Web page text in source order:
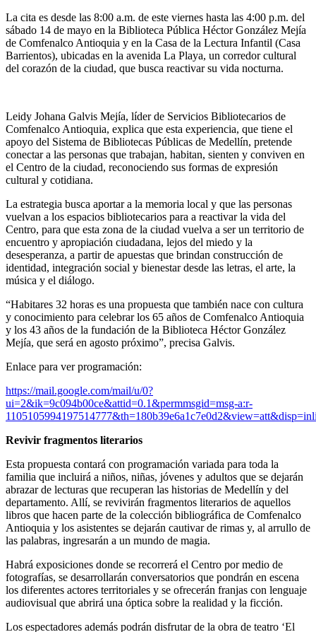
La cita es desde las 8:00 a.m. de este viernes hasta las 4:00 p.m. del
sábado 14 de mayo en la Biblioteca Pública Héctor González Mejía
de Comfenalco Antioquia y en la Casa de la Lectura Infantil (Casa
Barrientos), ubicadas en la avenida La Playa, un corredor cultural
del corazón de la ciudad, que busca reactivar su vida nocturna.
Leidy Johana Galvis Mejía, líder de Servicios Bibliotecarios de
Comfenalco Antioquia, explica que esta experiencia, que tiene el
apoyo del Sistema de Bibliotecas Públicas de Medellín, pretende
conectar a las personas que trabajan, habitan, sienten y conviven en
el Centro de la ciudad, reconociendo sus formas de expresión
cultural y cotidiana.
La estrategia busca aportar a la memoria local y que las personas
vuelvan a los espacios bibliotecarios para a reactivar la vida del
Centro, para que esta zona de la ciudad vuelva a ser un territorio de
encuentro y apropiación ciudadana, lejos del miedo y la
desesperanza, a partir de apuestas que brindan construcción de
identidad, integración social y bienestar desde las letras, el arte, la
música y el diálogo.
“Habitares 32 horas es una propuesta que también nace con cultura
y conocimiento para celebrar los 65 años de Comfenalco Antioquia
y los 43 años de la fundación de la Biblioteca Héctor González
Mejía, que será en agosto próximo”, precisa Galvis.
Enlace para ver programación:
https://mail.google.com/mail/u/0?
ui=2&ik=9c094b00ce&attid=0.1&permmsgid=msg-a:r-
Revivir fragmentos literarios
Esta propuesta contará con programación variada para toda la
familia que incluirá a niños, niñas, jóvenes y adultos que se dejarán
abrazar de lecturas que recuperan las historias de Medellín y del
departamento. Allí, se revivirán fragmentos literarios de aquellos
libros que hacen parte de la colección bibliográfica de Comfenalco
Antioquia y los asistentes se dejarán cautivar de rimas y, al arrullo de
las palabras, ingresarán a un mundo de magia.
Habrá exposiciones donde se recorrerá el Centro por medio de
fotografías, se desarrollarán conversatorios que pondrán en escena
los diferentes actores territoriales y se ofrecerán franjas con lenguaje
audiovisual que abrirá una óptica sobre la realidad y la ficción.
Los espectadores además podrán disfrutar de la obra de teatro ‘El